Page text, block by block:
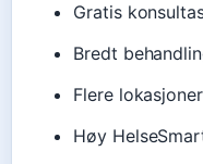
Gratis
Bredt
Flere
Høy